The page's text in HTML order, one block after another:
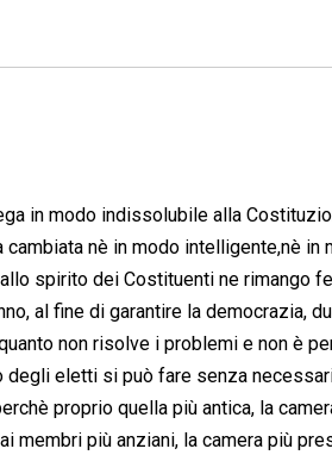
in modo indissolubile alla
nè in modo intelligente,nè in
spirito dei Costituenti ne rimango
al fine di garantire la democrazia,
non risolve i problemi e non è
eletti si può fare senza
proprio quella più antica, la
membri più anziani, la camera più